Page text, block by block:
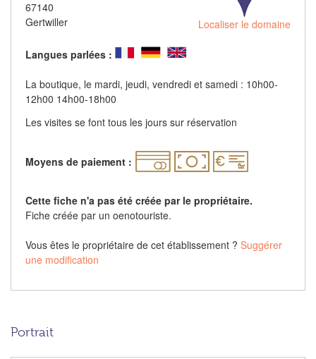
67140
Gertwiller
Localiser le domaine
Langues parlées :
La boutique, le mardi, jeudi, vendredi et samedi : 10h00-
12h00 14h00-18h00
Les visites se font tous les jours sur réservation
Moyens de paiement :
Cette fiche n'a pas été créée par le propriétaire.
Fiche créée par un oenotouriste.
Vous êtes le propriétaire de cet établissement ? Suggérer
une modification
Portrait